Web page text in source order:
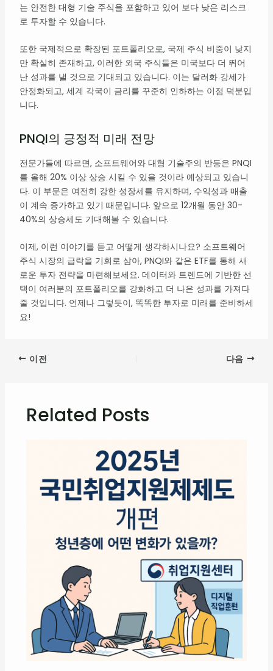
는 안전한 대형 기술 주식을 포함하고 있어 보다 낮은 리스크
로 투자할 수 있습니다.
또한 국제적으로 확장된 포트폴리오로, 국제 주식 비중이 낮지
만 확실히 존재하고, 이러한 외국 주식들은 미국보다 더 뛰어
난 성과를 낼 것으로 기대되고 있습니다. 이는 달러화 강세가
안정화되고, 세계 각국이 금리를 꾸준히 인하하는 이점 덕분입
니다.
PNQI의 긍정적 미래 전망
전문가들에 따르면, 소프트웨어와 대형 기술주의 반등은 PNQI
를 올해 20% 이상 상승 시킬 수 있을 것이라 예상되고 있습니
다. 이 부문은 여전히 강한 성장세를 유지하며, 수익성과 매출
이 계속 증가하고 있기 때문입니다. 앞으로 12개월 동안 30-
40%의 상승세도 기대해볼 수 있습니다.
이제, 이런 이야기를 듣고 어떻게 생각하시나요? 소프트웨어
주식 시장의 급락을 기회로 삼아, PNQI와 같은 ETF를 통해 새
로운 투자 전략을 마련해보세요. 데이터와 트렌드에 기반한 선
택이 여러분의 포트폴리오를 강화하고 더 나은 성과를 가져다
줄 것입니다. 언제나 그렇듯이, 똑똑한 투자로 미래를 준비하세
요!
이전 다음
Related Posts